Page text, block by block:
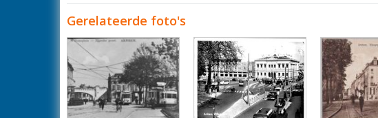
Gerelateerde foto's